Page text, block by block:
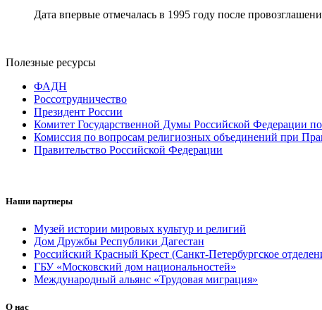
Дата впервые отмечалась в 1995 году после
Полезные ресурсы
ФАДН
Россотрудничество
Президент России
Комитет Государственной Думы Российской Федерации
Комиссия по вопросам религиозных объединений при
Правительство Российской Федерации
Наши партнеры
Музей истории мировых культур и религий
Дом Дружбы Республики Дагестан
Российский Красный Крест (Санкт-Петербургское
ГБУ «Московский дом национальностей»
Международный альянс «Трудовая миграция»
О нас